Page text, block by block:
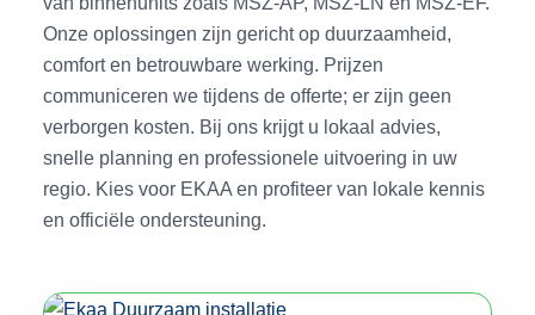
Onze oplossingen zijn gericht op duurzaamheid,
comfort en betrouwbare werking. Prijzen
communiceren we tijdens de offerte; er zijn geen
verborgen kosten. Bij ons krijgt u lokaal advies,
snelle planning en professionele uitvoering in uw
regio. Kies voor EKAA en profiteer van lokale kennis
en officiële ondersteuning.